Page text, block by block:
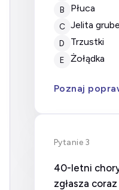
B Płuca
C Jelita
D Trzustki
E Żołądka
Poznaj
Pytanie 3
40-letni
zgłasza